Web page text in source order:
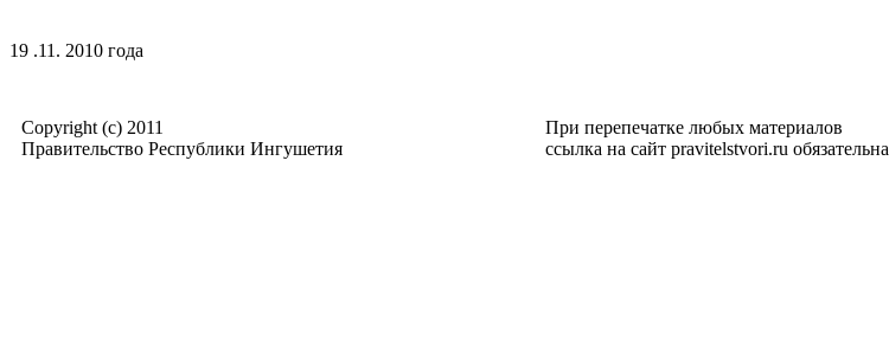
19 .11. 2010 года
Copyright (c) 2011
Правительство Республики Ингушетия
При перепечатке любых материалов
ссылка на сайт pravitelstvori.ru обязательна